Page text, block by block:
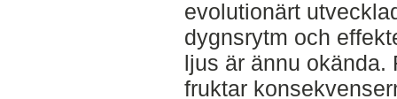
evolutionärt
dygnsrytm och
ljus är ännu okända.
fruktar